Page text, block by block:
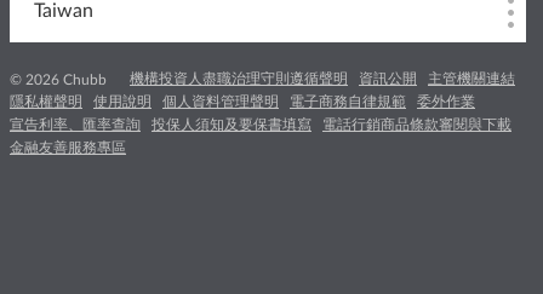
Taiwan
© 2026 Chubb 機構投資人盡職治理守則遵循聲明 資訊公開
主管機關連結
隱私權聲明
使用說明 個人資料管理聲明 電子商務自律規範
委外作業
宣告利率、匯率查詢
投保人須知及要保書填寫
電話行銷商品條款審閱與下載
金融友善服務專區